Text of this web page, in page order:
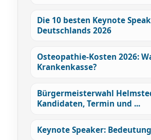
Die 10 besten Keynote
Deutschlands 2026
Osteopathie-Kosten 2026:
Krankenkasse?
Bürgermeisterwahl
Kandidaten, Termin und ...
Keynote Speaker: